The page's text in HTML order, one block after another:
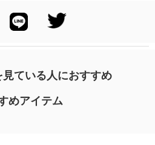
見ている人におすすめ
めアイテム